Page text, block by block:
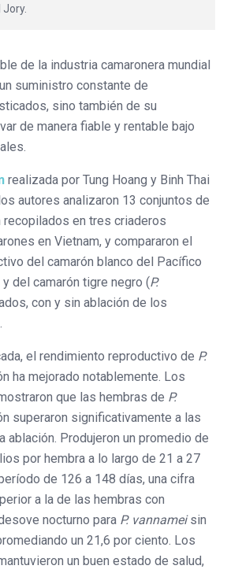
de la industria camaronera mundial
suministro constante de
sino también de su
de manera fiable y rentable bajo
realizada por Tung Hoang y Binh Thai
autores analizaron 13 conjuntos de
recopilados en tres criaderos
en Vietnam, y compararon el
del camarón blanco del Pacífico
y del camarón tigre negro (P.
con y sin ablación de los
el rendimiento reproductivo de P.
ha mejorado notablemente. Los
que las hembras de P.
superaron significativamente a las
ablación. Produjeron un promedio de
por hembra a lo largo de 21 a 27
de 126 a 148 días, una cifra
a la de las hembras con
nocturno para P. vannameisin
un 21,6 por ciento. Los
un buen estado de salud,